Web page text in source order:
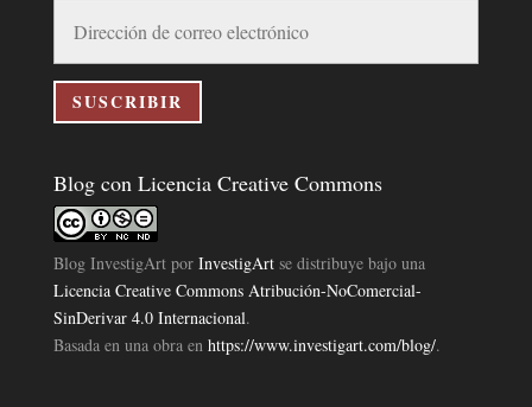
correo
electrónico
SUSCRIBIR
Blog con Licencia Creative Commons
Blog InvestigArtpor InvestigArtse distribuye bajo una
Licencia Creative Commons Atribución-NoComercial-
SinDerivar 4.0 Internacional.
Basada en una obra en https://www.investigart.com/blog/.